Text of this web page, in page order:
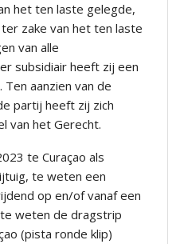
het ten laste gelegde,
zake van het ten laste
van alle
subsidiair heeft zij een
aanzien van de
partij heeft zij zich
van het Gerecht.
te Curaçao als
te weten een
op en/of vanaf een
weten de dragstrip
(pista ronde klip)